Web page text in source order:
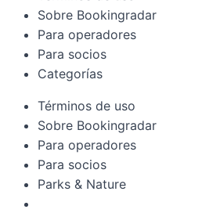
Sobre Bookingradar
Para operadores
Para socios
Categorías
Términos de uso
Sobre Bookingradar
Para operadores
Para socios
Parks & Nature